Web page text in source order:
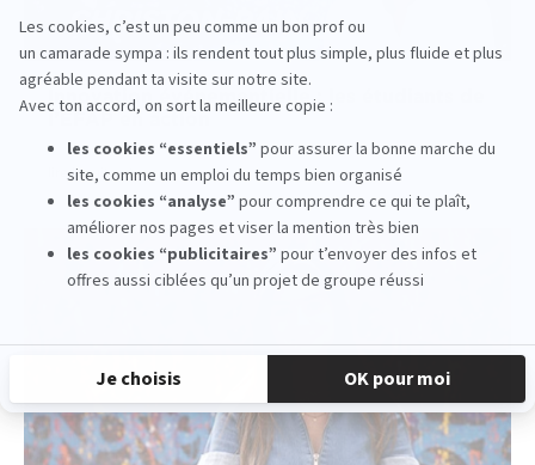
Innovation événementielle : les étudiants de
l’EFAP en action
lire la suite